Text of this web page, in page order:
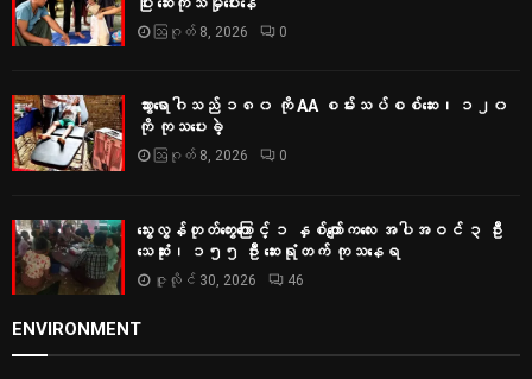
ဩဂုတ် 8, 2026 0
သွားရောဂါသည် ၁၈၀ ကို AA စမ်းသပ်စစ်ဆေး၊ ၁၂၀
ကို ကုသပေးခဲ့
ဩဂုတ် 8, 2026 0
သွေးလွန်တုတ်ကွေးကြောင့် ၁ နှစ်ကျော်ကလေး အပါအဝင် ၃ ဦး
သေဆုံး၊ ၁၅၅ ဦး ဆေးရုံတက် ကုသနေရ
ဇူလိုင် 30, 2026 46
ENVIRONMENT